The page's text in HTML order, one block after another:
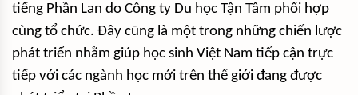
tiếng Phần Lan do Công ty Du học Tận Tâm phối hợp
cùng tổ chức. Đây cũng là một trong những chiến lược
phát triển nhằm giúp học sinh Việt Nam tiếp cận trực
tiếp với các ngành học mới trên thế giới đang được